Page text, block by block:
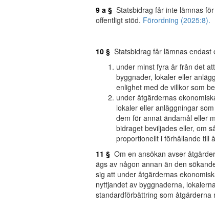
9 a § Statsbidrag får inte lämnas
offentligt stöd. Förordning (2025:8).
10 § Statsbidrag får lämnas
under minst fyra år från det
byggnader, lokaler eller
enlighet med de villkor som
under åtgärdernas
lokaler eller anläggningar
dem för annat ändamål eller
bidraget beviljades eller, om
proportionellt i förhållande till
11 § Om en ansökan avser
ägs av någon annan än den
sig att under åtgärdernas
nyttjandet av byggnaderna,
standardförbättring som